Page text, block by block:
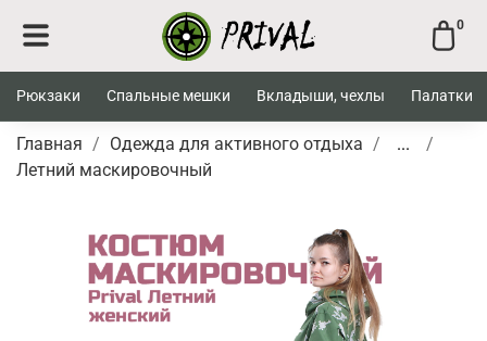
0
Рюкзаки Спальные мешки Вкладыши, чехлы Палатки
Главная Одежда для активного отдыха
...
Летний маскировочный